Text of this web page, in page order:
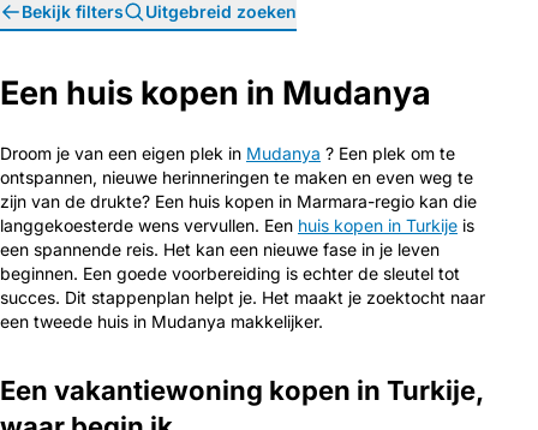
Bekijk filters Uitgebreid zoeken
Een huis kopen in Mudanya
Droom je van een eigen plek in Mudanya ? Een plek om te
ontspannen, nieuwe herinneringen te maken en even weg te
zijn van de drukte? Een huis kopen in Marmara-regio kan die
langgekoesterde wens vervullen. Een huis kopen in Turkije is
een spannende reis. Het kan een nieuwe fase in je leven
beginnen. Een goede voorbereiding is echter de sleutel tot
succes. Dit stappenplan helpt je. Het maakt je zoektocht naar
een tweede huis in Mudanya makkelijker.
Een vakantiewoning kopen in Turkije,